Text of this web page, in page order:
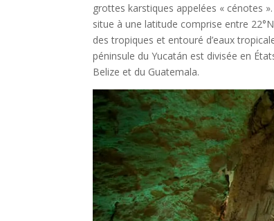
grottes karstiques appelées « cénotes
situe à une latitude comprise entre
des tropiques et entouré d’eaux
péninsule du Yucatán est divisée en
Belize et du Guatemala.